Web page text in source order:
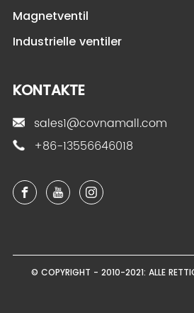
Magnetventil
Industrielle ventiler
KONTAKTE
sales1@covnamall.com
+86-13556646018
© COPYRIGHT - 2010-2021: ALLE